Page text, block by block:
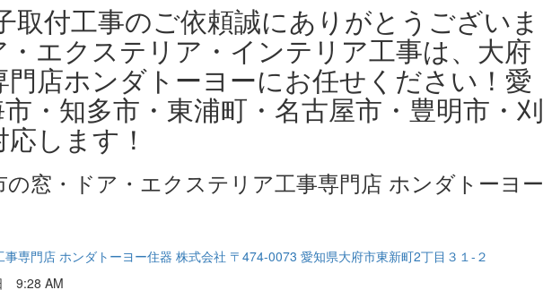
取付工事のご依頼誠にありがとうございま
・エクステリア・インテリア工事は、大府
店ホンダトーヨーにお任せください！愛
・知多市・東浦町・名古屋市・豊明市・刈
します！
の窓・ドア・エクステリア工事専門店 ホンダトーヨー
9:28 AM